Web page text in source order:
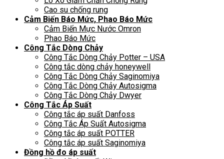
Cao su chống rung
Cảm Biến Báo Mức, Phao Báo Mức
Cảm Biến Mực Nước Omron
Phao Báo Mức
Công Tắc Dòng Chảy
Công Tắc Dòng Chảy Potter – USA
Công tắc dòng chảy honeywell
Công Tắc Dòng Chảy Saginomiya
Công Tắc Dòng Chảy Autosigma
Công Tắc Dòng Chảy Dwyer
Công Tắc Áp Suất
Công tắc áp suất Danfoss
Công Tắc Áp Suất Autosigma
Công tắc áp suất POTTER
Công tắc áp suất Saginomiya
Đồng hồ đo áp suất